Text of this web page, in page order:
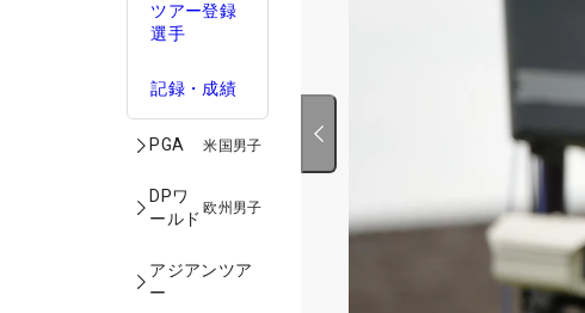
ツアー登録
選手
記録・成績
PGA 米国男子
DPワ
ールド
欧州男子
アジアンツア
ー